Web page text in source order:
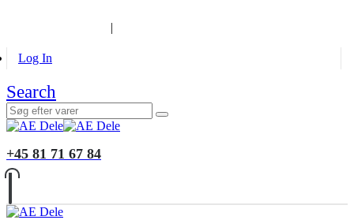
|
Log In
Search
+45 81 71 67 84